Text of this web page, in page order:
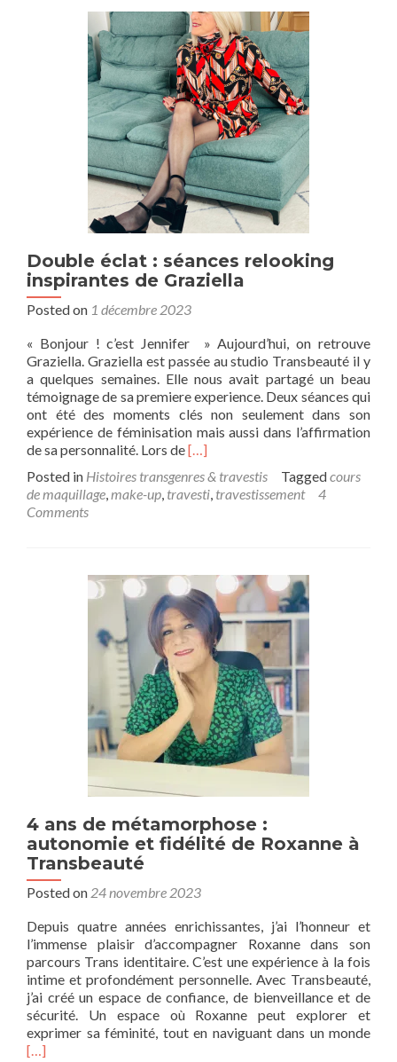
et
les
peurs
du
travestissement
Double éclat : séances relooking
inspirantes de Graziella
Posted on 1 décembre 2023
« Bonjour ! c’est Jennifer » Aujourd’hui, on retrouve
Graziella. Graziella est passée au studio Transbeauté il y
a quelques semaines. Elle nous avait partagé un beau
témoignage de sa premiere experience. Deux séances qui
ont été des moments clés non seulement dans son
expérience de féminisation mais aussi dans l’affirmation
de sa personnalité. Lors deRead
about
Double
relooking
inspirantes
de
Graziella
[…]
Posted in Histoires transgenres & travestis Taggedcours
de maquillage,make-up, travesti, travestissement
4
Comments
4 ans de métamorphose :
autonomie et fidélité de Roxanne à
Transbeauté
Posted on 24 novembre 2023
Depuis quatre années enrichissantes, j’ai l’honneur et
l’immense plaisir d’accompagner Roxanne dans son
parcours Trans identitaire. C’est une expérience à la fois
intime et profondément personnelle. Avec Transbeauté,
j’ai créé un espace de confiance, de bienveillance et de
sécurité. Un espace où Roxanne peut explorer et
exprimer sa féminité, tout en naviguant dans un monde
[…]